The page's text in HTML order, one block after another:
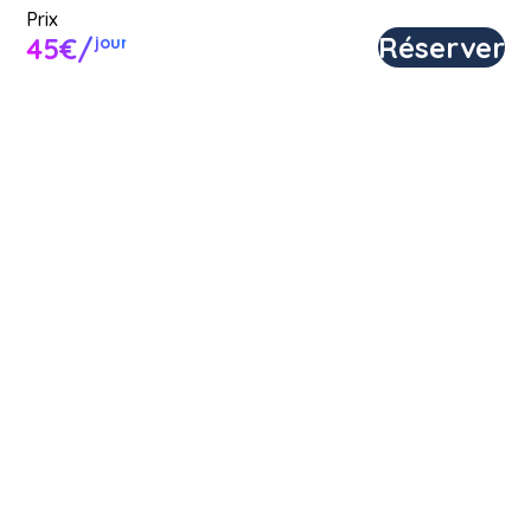
Réserver
Prix
45€/jour